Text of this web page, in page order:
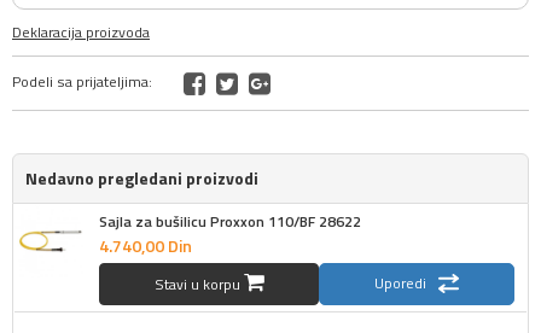
Deklaracija proizvoda
Podeli sa prijateljima:
Nedavno pregledani proizvodi
Sajla za bušilicu Proxxon 110/BF 28622
4.740,00Din
Stavi u korpu Uporedi